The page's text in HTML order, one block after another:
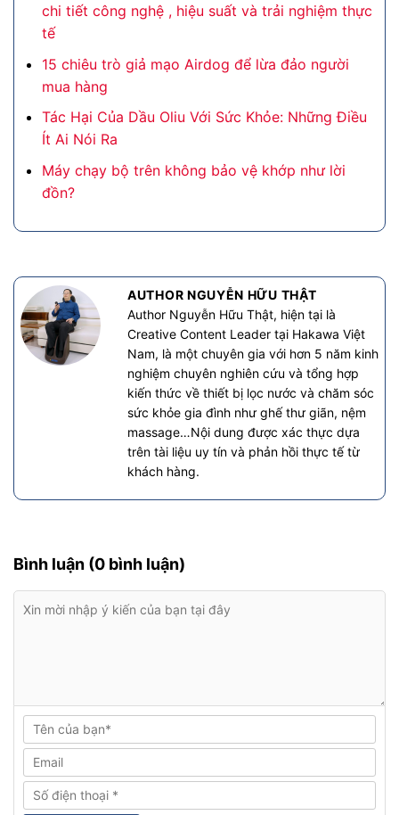
chi tiết công nghệ , hiệu suất và trải nghiệm thực
tế
15 chiêu trò giả mạo Airdog để lừa đảo người
mua hàng
Tác Hại Của Dầu Oliu Với Sức Khỏe: Những Điều
Ít Ai Nói Ra
Máy chạy bộ trên không bảo vệ khớp như lời
đồn?
AUTHOR NGUYỄN HỮU THẬT
Author Nguyễn Hữu Thật, hiện tại là
Creative Content Leader tại Hakawa Việt
Nam, là một chuyên gia với hơn 5 năm kinh
nghiệm chuyên nghiên cứu và tổng hợp
kiến thức về thiết bị lọc nước và chăm sóc
sức khỏe gia đình như ghế thư giãn, nệm
massage…Nội dung được xác thực dựa
trên tài liệu uy tín và phản hồi thực tế từ
khách hàng.
Bình luận (0 bình luận)